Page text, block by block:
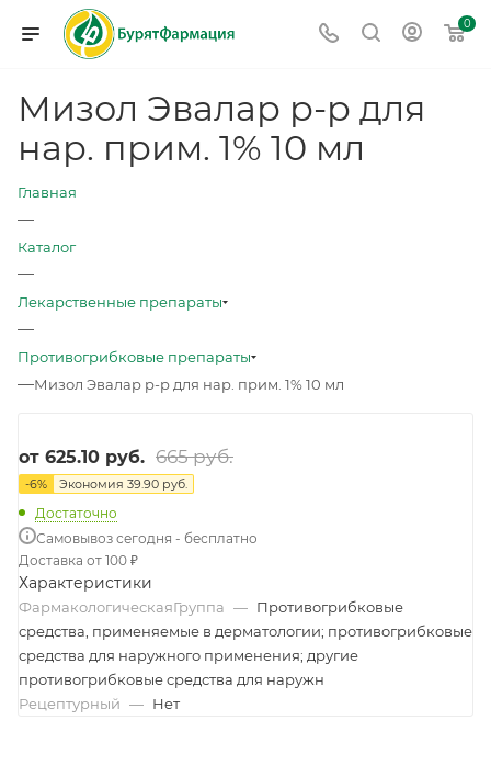
0
Мизол Эвалар р-р для
нар. прим. 1% 10 мл
Главная
—
Каталог
—
Лекарственные препараты
—
Противогрибковые препараты
—Мизол Эвалар р-р для нар. прим. 1% 10 мл
от 625.10 руб. 665 руб.
-6% Экономия 39.90 руб.
Достаточно
Самовывоз сегодня - бесплатно
Доставка от 100 ₽
Характеристики
ФармакологическаяГруппа — Противогрибковые
средства, применяемые в дерматологии; противогрибковые
средства для наружного применения; другие
противогрибковые средства для наружн
Рецептурный — Нет